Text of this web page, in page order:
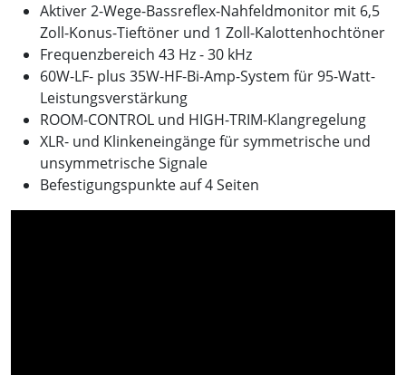
Aktiver 2-Wege-Bassreflex-Nahfeldmonitor mit 6,5
Zoll-Konus-Tieftöner und 1 Zoll-Kalottenhochtöner
Frequenzbereich 43 Hz - 30 kHz
60W-LF- plus 35W-HF-Bi-Amp-System für 95-Watt-
Leistungsverstärkung
ROOM-CONTROL und HIGH-TRIM-Klangregelung
XLR- und Klinkeneingänge für symmetrische und
unsymmetrische Signale
Befestigungspunkte auf 4 Seiten